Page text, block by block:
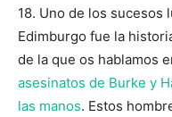
18. Uno de los sucesos
Edimburgo fue la
de la que os hablamos
asesinatos de Burke y
las manos. Estos